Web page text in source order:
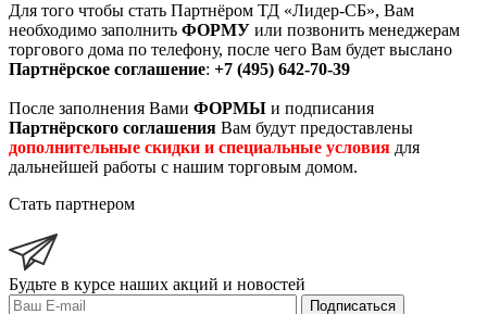
Для того чтобы стать Партнёром ТД «Лидер-СБ», Вам
необходимо заполнить ФОРМУ или позвонить менеджерам
торгового дома по телефону, после чего Вам будет выслано
Партнёрское соглашение: +7 (495) 642-70-39
После заполнения Вами ФОРМЫ и подписания
Партнёрского соглашения Вам будут предоставлены
дополнительные скидки и специальные условия для
дальнейшей работы с нашим торговым домом.
Стать партнером
Будьте в курсе наших акций и новостей
Подписаться